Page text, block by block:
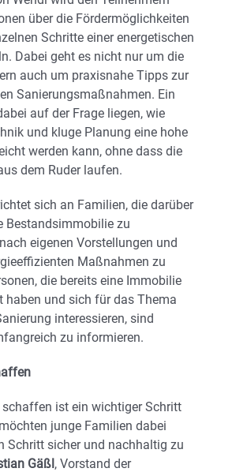
über die Fördermöglichkeiten
Schritte einer energetischen
Dabei geht es nicht nur um die
auch um praxisnahe Tipps zur
Sanierungsmaßnahmen. Ein
auf der Frage liegen, wie
und kluge Planung eine hohe
werden kann, ohne dass die
dem Ruder laufen.
sich an Familien, die darüber
Bestandsimmobilie zu
eigenen Vorstellungen und
Maßnahmen zu
die bereits eine Immobilie
haben und sich für das Thema
interessieren, sind
zu informieren.
schaffen ist ein wichtiger Schritt
junge Familien dabei
Schritt sicher und nachhaltig zu
Gäßl, Vorstand der